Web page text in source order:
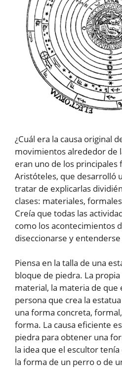
¿Cuál era la causa original
movimientos alrededor de
eran uno de los principales
Aristóteles, que desarrolló
tratar de explicarlas
clases: materiales,
Creía que todas las
como los acontecimientos
diseccionarse y
Piensa en la talla de una
bloque de piedra. La propia
material, la materia de que
persona que crea la
una forma concreta,
forma. La causa eficiente
piedra para obtener una
la idea que el escultor
la forma de un perro o de